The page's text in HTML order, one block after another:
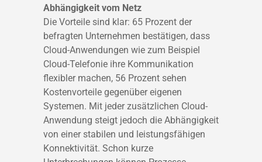
Abhängigkeit vom Netz
Die Vorteile sind klar: 65 Prozent der
befragten Unternehmen bestätigen, dass
Cloud-Anwendungen wie zum Beispiel
Cloud-Telefonie ihre Kommunikation
flexibler machen, 56 Prozent sehen
Kostenvorteile gegenüber eigenen
Systemen. Mit jeder zusätzlichen Cloud-
Anwendung steigt jedoch die Abhängigkeit
von einer stabilen und leistungsfähigen
Konnektivität. Schon kurze